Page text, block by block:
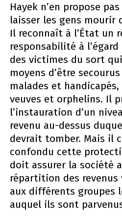
Hayek n’en propose
laisser les gens mourir
Il reconnaît à l’État un
responsabilité à
des victimes du sort
moyens d’être
malades et
veuves et orphelins. Il
l’instauration d’un
revenu au-dessus
devrait tomber. Mais il
confondu cette
doit assurer la société
répartition des
aux différents groupes
auquel ils sont